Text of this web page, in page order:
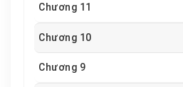
Chương 11
Chương 10
Chương 9